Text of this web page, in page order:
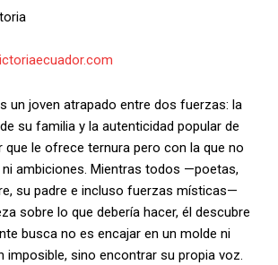
un joven atrapado entre dos fuerzas: la
su familia y la autenticidad popular de
que le ofrece ternura pero con la que no
ambiciones. Mientras todos —poetas,
su padre e incluso fuerzas místicas—
sobre lo que debería hacer, él descubre
busca no es encajar en un molde ni
imposible, sino encontrar su propia voz.